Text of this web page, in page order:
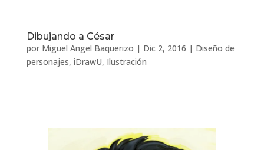
Dibujando a César
por Miguel Angel Baquerizo | Dic 2, 2016 | Diseño de
personajes, iDrawU, Ilustración